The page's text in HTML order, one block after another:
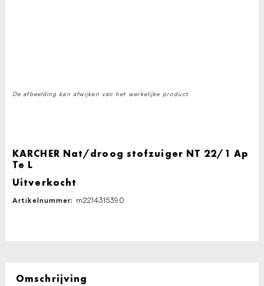
De afbeelding kan afwijken van het werkelijke product.
KARCHER Nat/droog stofzuiger NT 22/1 Ap
Te L
Uitverkocht
Artikelnummer: m2214315390
Omschrijving